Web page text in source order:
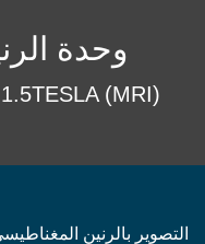
وحدة
(MRI)
التصوير بالرنين